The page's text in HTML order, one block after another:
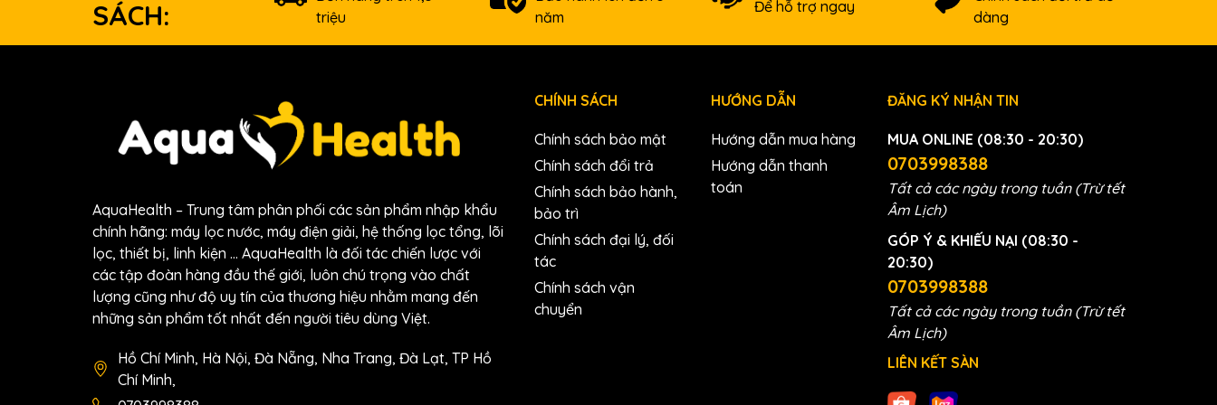
SÁCH:
triệu
năm
Để hỗ trợ ngay
dàng
AquaHealth – Trung tâm phân phối các sản phẩm nhập khẩu
chính hãng: máy lọc nước, máy điện giải, hệ thống lọc tổng, lõi
lọc, thiết bị, linh kiện … AquaHealth là đối tác chiến lược với
các tập đoàn hàng đầu thế giới, luôn chú trọng vào chất
lượng cũng như độ uy tín của thương hiệu nhằm mang đến
những sản phẩm tốt nhất đến người tiêu dùng Việt.
Hồ Chí Minh, Hà Nội, Đà Nẵng, Nha Trang, Đà Lạt, TP Hồ
Chí Minh,
CHÍNH SÁCH
Chính sách bảo mật
Chính sách đổi trả
Chính sách bảo hành,
bảo trì
Chính sách đại lý, đối
tác
Chính sách vận
chuyển
HƯỚNG DẪN
Hướng dẫn mua hàng
Hướng dẫn thanh
toán
ĐĂNG KÝ NHẬN TIN
MUA ONLINE (08:30 - 20:30)
0703998388
Tất cả các ngày trong tuần (Trừ tết
Âm Lịch)
GÓP Ý & KHIẾU NẠI (08:30 -
20:30)
0703998388
Tất cả các ngày trong tuần (Trừ tết
Âm Lịch)
LIÊN KẾT SÀN